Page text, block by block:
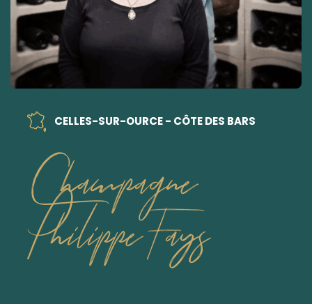
CELLES-SUR-OURCE - CÔTE DES BARS
Champagne
Philippe Fays